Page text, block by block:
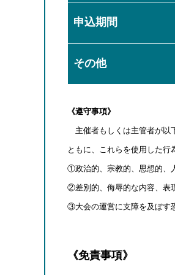
申込期間
その他
《遵守事項》
主催者もしくは主管者が以
ともに、これらを使用した行
①政治的、宗教的、思想的、
②差別的、侮辱的な内容、表
③大会の運営に支障を及ぼす
《免責事項》